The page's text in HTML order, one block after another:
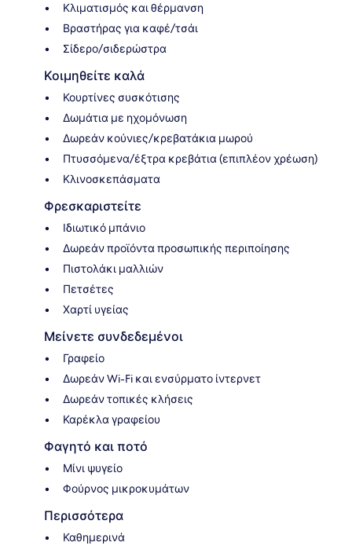
Κλιματισμός και θέρμανση
Βραστήρας για καφέ/τσάι
Σίδερο/σιδερώστρα
Κοιμηθείτε καλά
Κουρτίνες συσκότισης
Δωμάτια με ηχομόνωση
Δωρεάν κούνιες/κρεβατάκια μωρού
Πτυσσόμενα/έξτρα κρεβάτια (επιπλέον χρέωση)
Κλινοσκεπάσματα
Φρεσκαριστείτε
Ιδιωτικό μπάνιο
Δωρεάν προϊόντα προσωπικής περιποίησης
Πιστολάκι μαλλιών
Πετσέτες
Χαρτί υγείας
Μείνετε συνδεδεμένοι
Γραφείο
Δωρεάν Wi-Fi και ενσύρματο ίντερνετ
Δωρεάν τοπικές κλήσεις
Καρέκλα γραφείου
Φαγητό και ποτό
Μίνι ψυγείο
Φούρνος μικροκυμάτων
Περισσότερα
Καθημερινά